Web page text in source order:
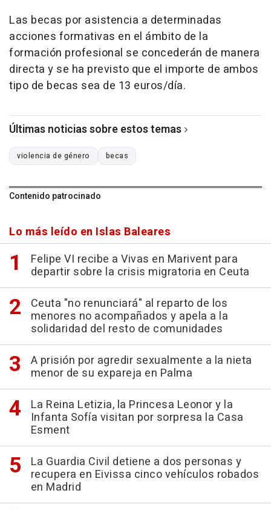
Las becas por asistencia a determinadas
acciones formativas en el ámbito de la
formación profesional se concederán de manera
directa y se ha previsto que el importe de ambos
tipo de becas sea de 13 euros/día.
Últimas noticias sobre estos temas
violencia de género becas
Contenido patrocinado
Lo más leído en Islas Baleares
Felipe VI recibe a Vivas en Marivent para
departir sobre la crisis migratoria en Ceuta
Ceuta "no renunciará" al reparto de los
menores no acompañados y apela a la
solidaridad del resto de comunidades
A prisión por agredir sexualmente a la nieta
menor de su expareja en Palma
La Reina Letizia, la Princesa Leonor y la
Infanta Sofía visitan por sorpresa la Casa
Esment
La Guardia Civil detiene a dos personas y
recupera en Eivissa cinco vehículos robados
en Madrid